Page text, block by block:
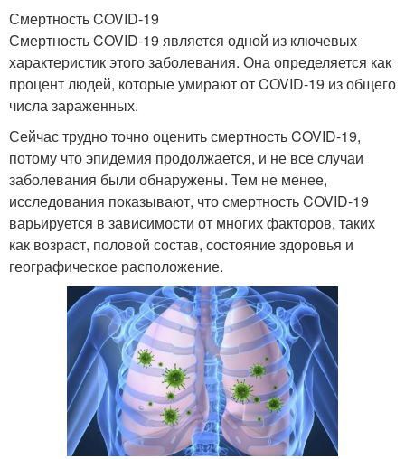
Смертность COVID-19
Смертность COVID-19 является одной из ключевых
характеристик этого заболевания. Она определяется как
процент людей, которые умирают от COVID-19 из общего
числа зараженных.
Сейчас трудно точно оценить смертность COVID-19,
потому что эпидемия продолжается, и не все случаи
заболевания были обнаружены. Тем не менее,
исследования показывают, что смертность COVID-19
варьируется в зависимости от многих факторов, таких
как возраст, половой состав, состояние здоровья и
географическое расположение.